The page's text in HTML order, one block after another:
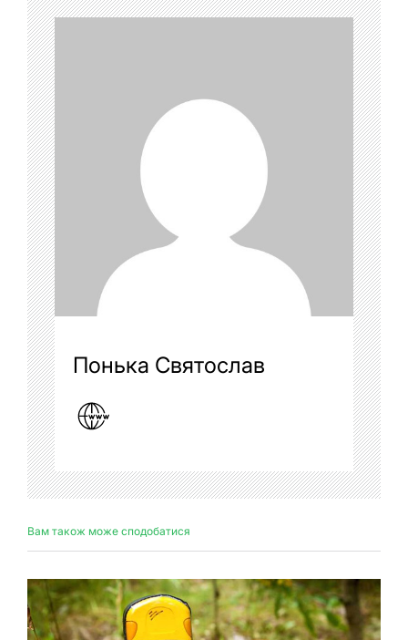
Понька Святослав
Вам також може сподобатися